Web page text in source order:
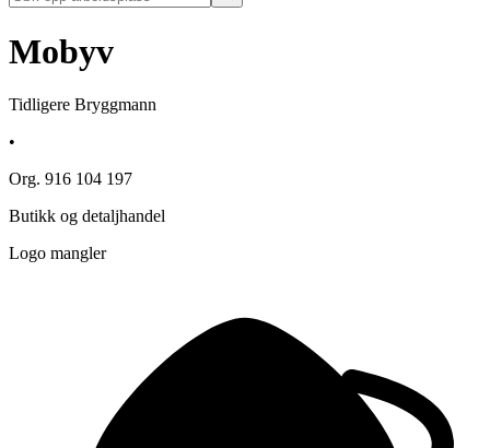
Mobyv
Tidligere Bryggmann
•
Org. 916 104 197
Butikk og detaljhandel
Logo mangler